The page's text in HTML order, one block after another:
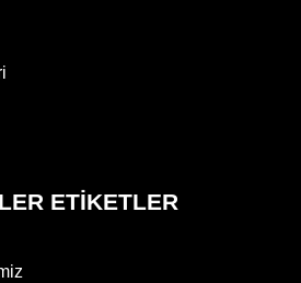
ETIKETLER